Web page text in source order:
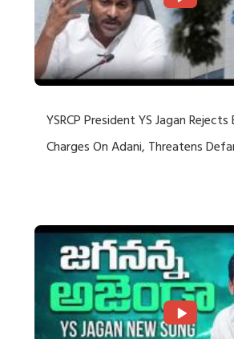
YSRCP President YS Jagan
Charges On Adani, Threatens